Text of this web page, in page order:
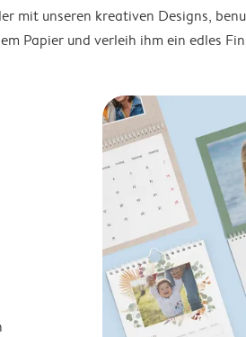
mit unseren kreativen Designs,
Papier und verleih ihm ein edles